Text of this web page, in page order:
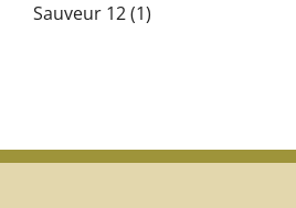
Sauveur 12 (1)